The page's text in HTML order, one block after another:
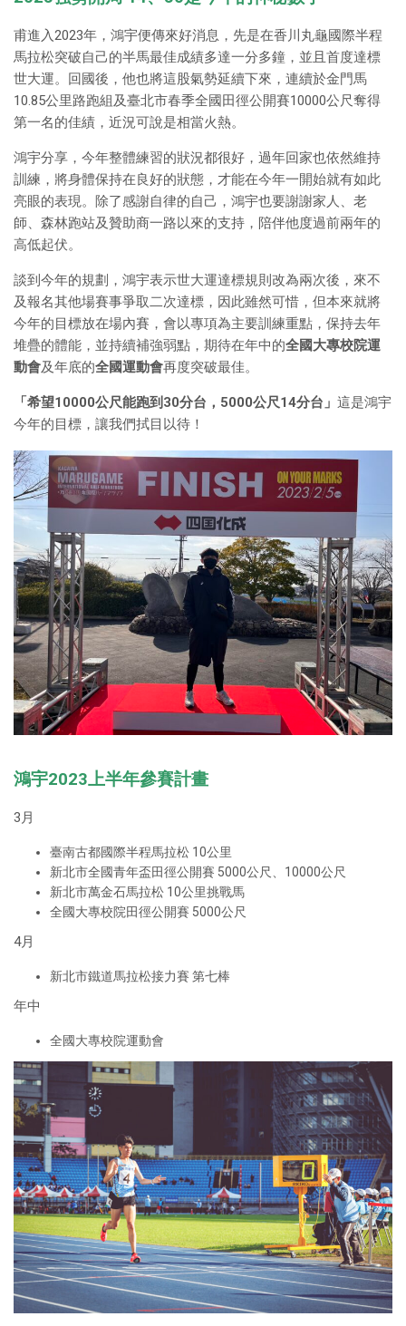
甫進入2023年，鴻宇便傳來好消息，先是在香川丸龜國際半程
馬拉松突破自己的半馬最佳成績多達一分多鐘，並且首度達標
世大運。回國後，他也將這股氣勢延續下來，連續於金門馬
10.85公里路跑組及臺北市春季全國田徑公開賽10000公尺奪得
第一名的佳績，近況可說是相當火熱。
鴻宇分享，今年整體練習的狀況都很好，過年回家也依然維持
訓練，將身體保持在良好的狀態，才能在今年一開始就有如此
亮眼的表現。除了感謝自律的自己，鴻宇也要謝謝家人、老
師、森林跑站及贊助商一路以來的支持，陪伴他度過前兩年的
高低起伏。
談到今年的規劃，鴻宇表示世大運達標規則改為兩次後，來不
及報名其他場賽事爭取二次達標，因此雖然可惜，但本來就將
今年的目標放在場內賽，會以專項為主要訓練重點，保持去年
堆疊的體能，並持續補強弱點，期待在年中的全國大專校院運
動會及年底的全國運動會再度突破最佳。
「希望10000公尺能跑到30分台，5000公尺14分台」 這是鴻宇
今年的目標，讓我們拭目以待！
鴻宇2023上半年參賽計畫
3月
臺南古都國際半程馬拉松 10公里
新北市全國青年盃田徑公開賽 5000公尺、10000公尺
新北市萬金石馬拉松 10公里挑戰馬
全國大專校院田徑公開賽 5000公尺
4月
新北市鐵道馬拉松接力賽 第七棒
年中
全國大專校院運動會